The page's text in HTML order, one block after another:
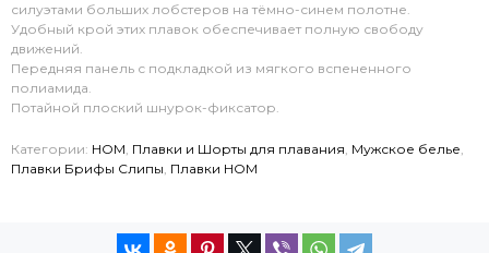
силуэтами больших лобстеров на тёмно-синем полотне.
Удобный крой этих плавок обеспечивает полную свободу
движений.
Передняя панель с подкладкой из мягкого вспененного
полиамида.
Потайной плоский шнурок-фиксатор.
Категории: HOM, Плавки и Шорты для плавания, Мужское белье,
Плавки Брифы Слипы, Плавки HOM